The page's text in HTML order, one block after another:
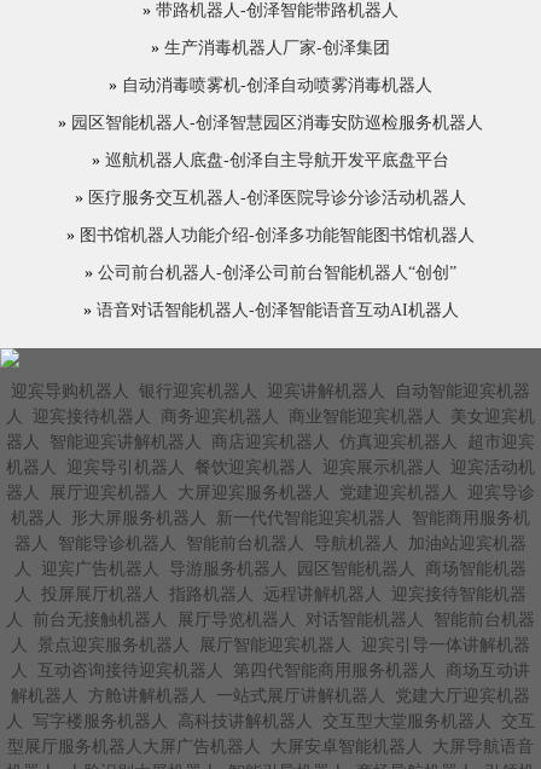
» 带路机器人-创泽智能带路机器人
» 生产消毒机器人厂家-创泽集团
» 自动消毒喷雾机-创泽自动喷雾消毒机器人
» 园区智能机器人-创泽智慧园区消毒安防巡检服务机器人
» 巡航机器人底盘-创泽自主导航开发平底盘平台
» 医疗服务交互机器人-创泽医院导诊分诊活动机器人
» 图书馆机器人功能介绍-创泽多功能智能图书馆机器人
» 公司前台机器人-创泽公司前台智能机器人“创创”
» 语音对话智能机器人-创泽智能语音互动AI机器人
迎宾导购机器人 银行迎宾机器人 迎宾讲解机器人
自动智能迎宾机器
人
迎宾接待机器人 商务迎宾机器人 商业智能迎宾机器人
美女迎宾机
器人
智能迎宾讲解机器人 商店迎宾机器人 仿真迎宾机器人
超市迎宾
机器人
迎宾导引机器人 餐饮迎宾机器人 迎宾展示机器人
迎宾活动机
器人
展厅迎宾机器人 大屏迎宾服务机器人 党建迎宾机器人
迎宾导诊
机器人
形大屏服务机器人 新一代代智能迎宾机器人
智能商用服务机
器人
智能导诊机器人 智能前台机器人 导航机器人
加油站迎宾机器
人
迎宾广告机器人 导游服务机器人 园区智能机器人
商场智能机器
人
投屏展厅机器人 指路机器人 远程讲解机器人
迎宾接待智能机器
人
前台无接触机器人 展厅导览机器人 对话智能机器人
智能前台机器
人
景点迎宾服务机器人 展厅智能迎宾机器人
迎宾引导一体讲解机器
人
互动咨询接待迎宾机器人 第四代智能商用服务机器人
商场互动讲
解机器人
方舱讲解机器人 一站式展厅讲解机器人
党建大厅迎宾机器
人
写字楼服务机器人 高科技讲解机器人 交互型大堂服务机器人
交互
型展厅服务机器人大屏广告机器人
大屏安卓智能机器人
大屏导航语音